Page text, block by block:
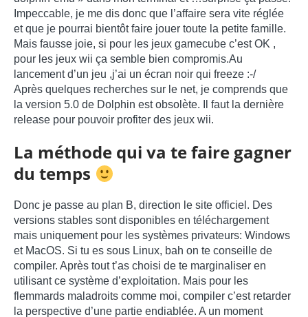
Impeccable, je me dis donc que l’affaire sera vite réglée
et que je pourrai bientôt faire jouer toute la petite famille.
Mais fausse joie, si pour les jeux gamecube c’est OK ,
pour les jeux wii ça semble bien compromis.Au
lancement d’un jeu ,j’ai un écran noir qui freeze :-/
Après quelques recherches sur le net, je comprends que
la version 5.0 de Dolphin est obsolète. Il faut la dernière
release pour pouvoir profiter des jeux wii.
La méthode qui va te faire gagner
du temps
Donc je passe au plan B, direction le site officiel. Des
versions stables sont disponibles en téléchargement
mais uniquement pour les systèmes privateurs: Windows
et MacOS. Si tu es sous Linux, bah on te conseille de
compiler. Après tout t’as choisi de te marginaliser en
utilisant ce système d’exploitation. Mais pour les
flemmards maladroits comme moi, compiler c’est retarder
la perspective d’une partie endiablée. A un moment